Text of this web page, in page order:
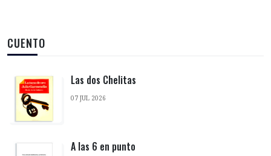
CUENTO
Las dos Chelitas
07 JUL 2026
A las 6 en punto